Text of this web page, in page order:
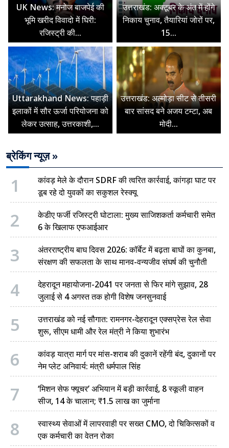
UK News: मनोज बाजपेई की
भूमि खरीद विवादो में घिरी:
रजिस्ट्री की...
उत्तराखंड: अक्टूबर के अंत में होंगे
निकाय चुनाव, तैयारियां जोरों पर,
15...
Uttarakhand News: पहाड़ी
इलाकों में सौर ऊर्जा परियोजना को
लेकर उत्साह, उत्तरकाशी,...
उत्तराखंड: अल्मोड़ा सीट से तीसरी
बार सांसद बने अजय टम्टा, अब
मोदी...
ब्रेकिंग न्यूज़ »
1
कांवड़ मेले के दौरान SDRF की त्वरित कार्रवाई, कांगड़ा घाट पर
डूब रहे दो युवकों का सकुशल रेस्क्यू
2
केडीए फर्जी रजिस्ट्री घोटाला: मुख्य साजिशकर्ता कर्मचारी समेत
6 के खिलाफ एफआईआर
3
अंतरराष्ट्रीय बाघ दिवस 2026: कॉर्बेट में बढ़ता बाघों का कुनबा,
संरक्षण की सफलता के साथ मानव-वन्यजीव संघर्ष की चुनौती
4
देहरादून महायोजना-2041 पर जनता से फिर मांगे सुझाव, 28
जुलाई से 4 अगस्त तक होगी विशेष जनसुनवाई
5
उत्तराखंड को नई सौगात: रामनगर-देहरादून एक्सप्रेस रेल सेवा
शुरू, सीएम धामी और रेल मंत्री ने किया शुभारंभ
6
कांवड़ यात्रा मार्ग पर मांस-शराब की दुकानें रहेंगी बंद, दुकानों पर
नेम प्लेट अनिवार्य: मंत्री धर्मपाल सिंह
7
‘मिशन सेफ फ्यूचर’ अभियान में बड़ी कार्रवाई, 8 स्कूली वाहन
सीज, 14 के चालान; ₹1.5 लाख का जुर्माना
8
स्वास्थ्य सेवाओं में लापरवाही पर सख्त CMO, दो चिकित्सकों व
एक कर्मचारी का वेतन रोका